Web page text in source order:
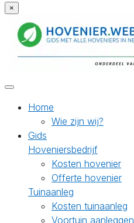
×
Home
Wie zijn wij?
Gids
Hoveniersbedrijf
Kosten hovenier
Offerte hovenier
Tuinaanleg
Kosten tuinaanleg
Voortuin aanleggen